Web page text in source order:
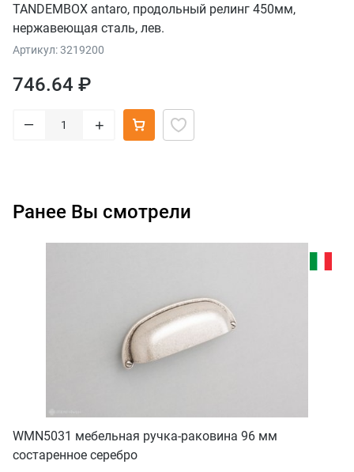
TANDEMBOX antaro, продольный релинг 450мм,
нержавеющая сталь, лев.
Артикул: 3219200
746.64 ₽
– +
Ранее Вы смотрели
WMN5031 мебельная ручка-раковина 96 мм
состаренное серебро